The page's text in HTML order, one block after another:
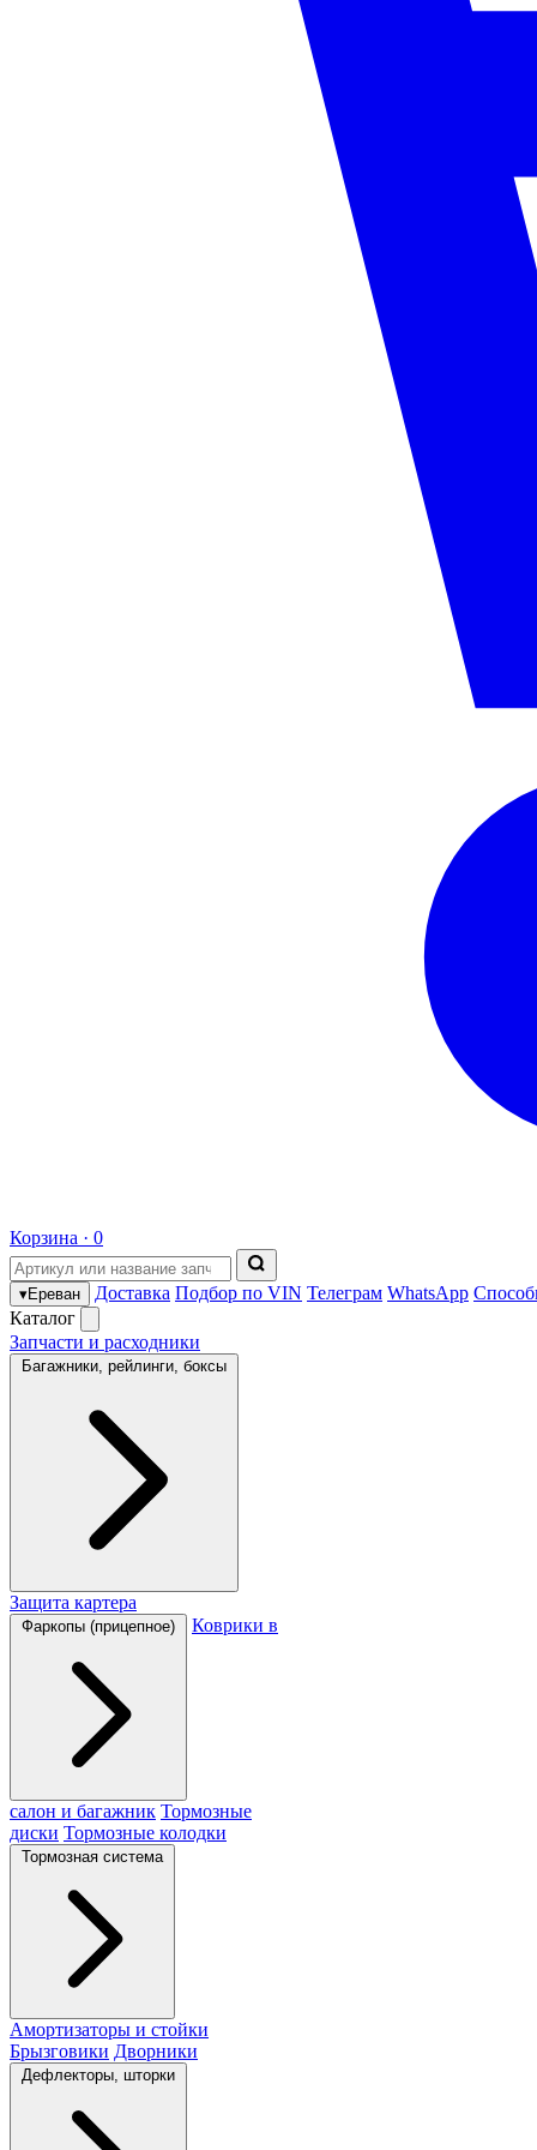
Корзина · 0
▾Ереван Доставка Подбор по VIN Телеграм WhatsApp
Каталог
Запчасти и расходники
Багажники, рейлинги, боксы
Защита картера
Фаркопы (прицепное) Коврики в
салон и багажник Тормозные
диски Тормозные колодки
Тормозная система
Амортизаторы и стойки
Брызговики Дворники
Дефлекторы, шторки